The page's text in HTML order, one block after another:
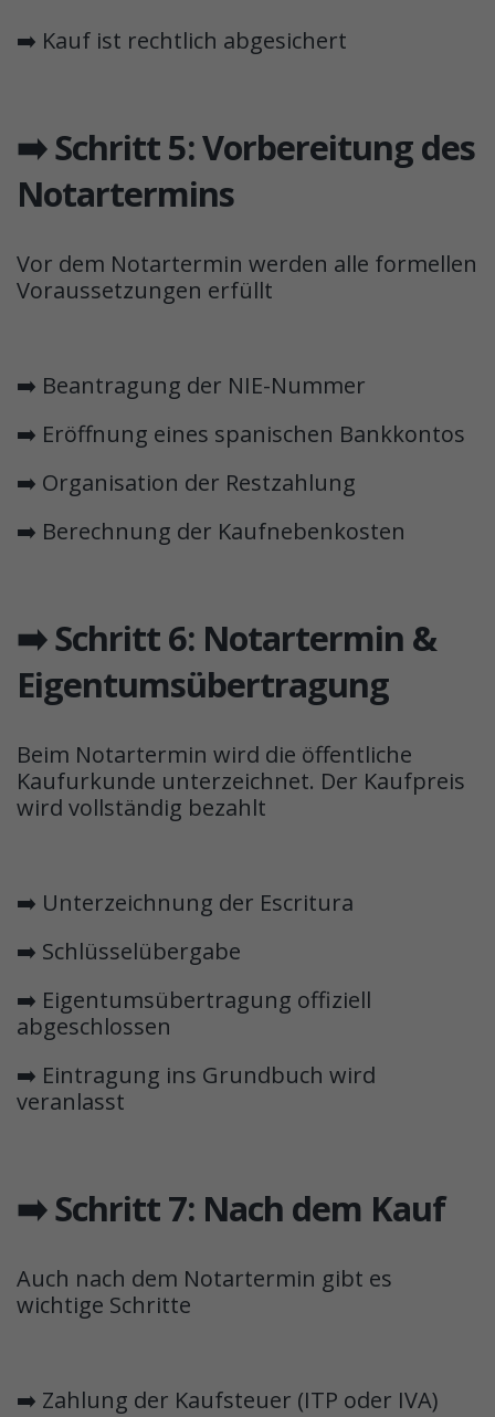
➡️ Kauf ist rechtlich abgesichert
➡️ Schritt 5: Vorbereitung des
Notartermins
Vor dem Notartermin werden alle formellen
Voraussetzungen erfüllt
➡️ Beantragung der NIE-Nummer
➡️ Eröffnung eines spanischen Bankkontos
➡️ Organisation der Restzahlung
➡️ Berechnung der Kaufnebenkosten
➡️ Schritt 6: Notartermin &
Eigentumsübertragung
Beim Notartermin wird die öffentliche
Kaufurkunde unterzeichnet. Der Kaufpreis
wird vollständig bezahlt
➡️ Unterzeichnung der Escritura
➡️ Schlüsselübergabe
➡️ Eigentumsübertragung offiziell
abgeschlossen
➡️ Eintragung ins Grundbuch wird
veranlasst
➡️ Schritt 7: Nach dem Kauf
Auch nach dem Notartermin gibt es
wichtige Schritte
➡️ Zahlung der Kaufsteuer (ITP oder IVA)